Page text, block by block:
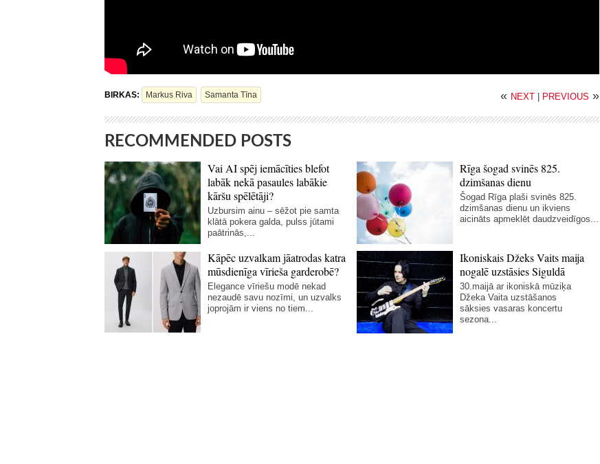
BIRKAS: Markus Riva Samanta Tīna « NEXT PREVIOUS »
RECOMMENDED POSTS
Vai AI spēj iemācīties blefot
labāk nekā pasaules labākie
kāršu spēlētāji?
Uzbursim ainu – sēžot pie samta
klātā pokera galda, pulss jūtami
paātrinās,...
Rīga šogad svinēs 825.
dzimšanas dienu
Šogad Rīga plaši svinēs 825.
dzimšanas dienu un ikviens
aicināts apmeklēt daudzveidīgos...
Kāpēc uzvalkam jāatrodas katra
mūsdienīga vīrieša garderobē?
Elegance vīriešu modē nekad
nezaudē savu nozīmi, un uzvalks
joprojām ir viens no tiem...
Ikoniskais Džeks Vaits maija
nogalē uzstāsies Siguldā
30.maijā ar ikoniskā mūziķa
Džeka Vaita uzstāšanos
sāksies vasaras koncertu
sezona...